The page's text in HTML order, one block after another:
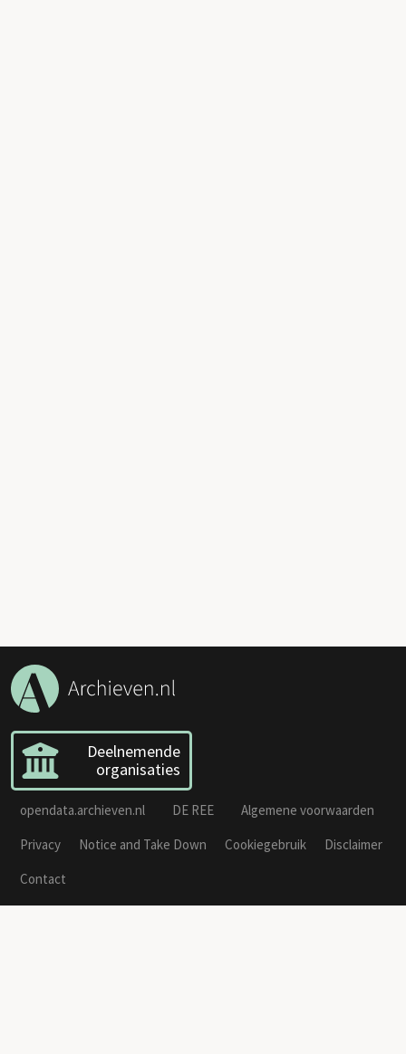
Deelnemende
organisaties
opendata.archieven.nl DE REE
Algemene voorwaarden
Privacy
Notice and Take Down Cookiegebruik
Disclaimer
Contact